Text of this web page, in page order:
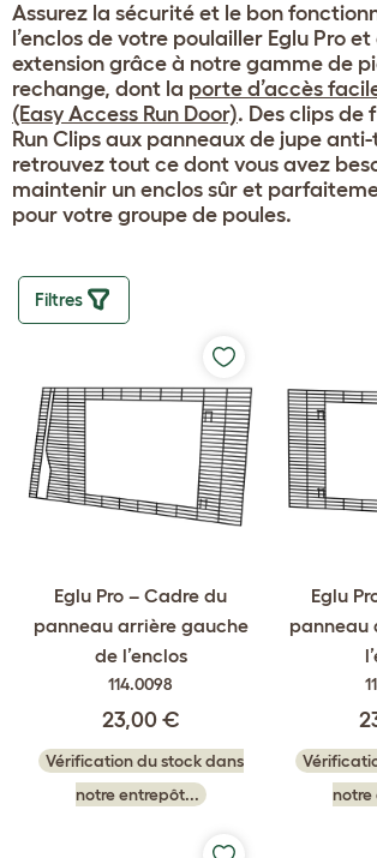
Assurez la sécurité et le bon
l’enclos de votre poulailler Eglu Pro et
extension grâce à notre gamme de
rechange, dont la porte d’accès
(Easy Access Run Door). Des clips de
Run Clips aux panneaux de jupe
retrouvez tout ce dont vous avez
maintenir un enclos sûr et
pour votre groupe de poules.
Filtres
Eglu Pro – Cadre du
panneau arrière gauche
de l’enclos
114.0098
23,00 €
Vérification du stock dans
notre entrepôt...
Eglu
panneau
notre